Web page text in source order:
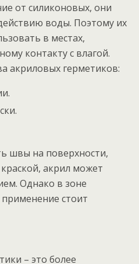
от силиконовых, они
воды. Поэтому их
в местах,
контакту с влагой.
акриловых герметиков:
швы на поверхности,
акрил может
Однако в зоне
стоит
– это более